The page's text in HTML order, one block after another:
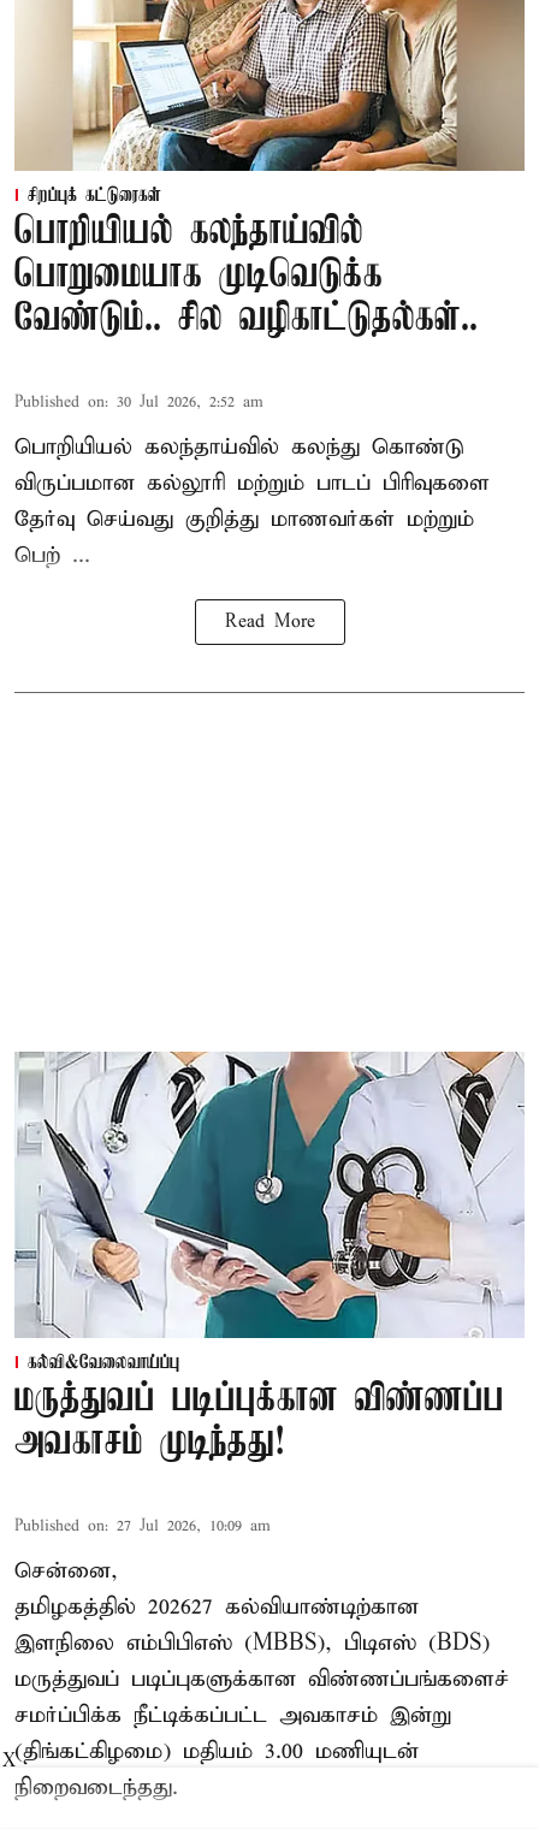
சிறப்புக் கட்டுரைகள்
பொறியியல் கலந்தாய்வில்
பொறுமையாக முடிவெடுக்க
வேண்டும்.. சில வழிகாட்டுதல்கள்..
Published on: 30 Jul 2026, 2:52 am
பொறியியல் கலந்தாய்வில் கலந்து கொண்டு
விருப்பமான கல்லூரி மற்றும் பாடப் பிரிவுகளை
தேர்வு செய்வது குறித்து மாணவர்கள் மற்றும்
பெற் ...
Read More
கல்வி&வேலைவாய்ப்பு
மருத்துவப் படிப்புக்கான விண்ணப்ப
அவகாசம் முடிந்தது!
Published on: 27 Jul 2026, 10:09 am
சென்னை,
தமிழகத்தில் 2026–27 கல்வியாண்டிற்கான
இளநிலை எம்பிபிஎஸ் (MBBS), பிடிஎஸ் (BDS)
மருத்துவப் படிப்புகளுக்கான விண்ணப்பங்களைச்
சமர்ப்பிக்க நீட்டிக்கப்பட்ட அவகாசம் இன்று
(திங்கட்கிழமை) மதியம் 3.00 மணியுடன்
நிறைவடைந்தது.
X